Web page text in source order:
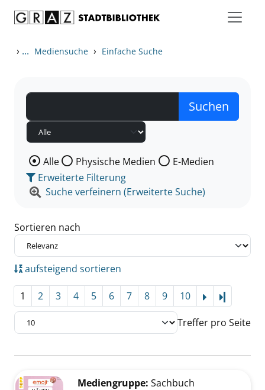
› ... Mediensuche › Einfache Suche
Wählen Sie die Medienart nach der Sie suchen wollen.
Alle Physische Medien
E-Medien
Erweiterte Filterung
Suche verfeinern (Erweiterte Suche)
Sortieren nach
aufsteigend sortieren
1 2 3 4 5 6 7 8 9 10
Treffer pro Seite
Zu den Suchfiltern springen
Mediengruppe: Sachbuch